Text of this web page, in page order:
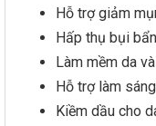
Hỗ trợ giảm
Hấp thụ bụi
Làm mềm da
Hỗ trợ làm
Kiềm dầu cho